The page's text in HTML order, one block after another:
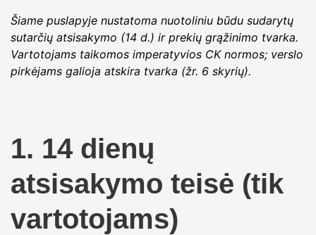
Šiame puslapyje nustatoma nuotoliniu būdu sudarytų
sutarčių atsisakymo (14 d.) ir prekių grąžinimo tvarka.
Vartotojams taikomos imperatyvios CK normos; verslo
pirkėjams galioja atskira tvarka (žr. 6 skyrių).
1. 14 dienų
atsisakymo teisė (tik
vartotojams)